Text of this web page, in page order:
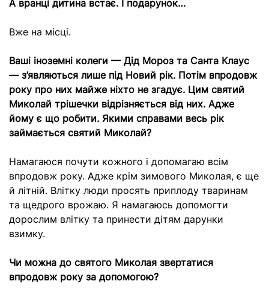
А вранці дитина встає. І подарунок…
Вже на місці.
Ваші іноземні колеги — Дід Мороз та Санта Клаус
— з’являються лише під Новий рік. Потім впродовж
року про них майже ніхто не згадує. Цим святий
Миколай трішечки відрізняється від них. Адже
йому є що робити. Якими справами весь рік
займається святий Миколай?
Намагаюся почути кожного і допомагаю всім
впродовж року. Адже крім зимового Миколая, є ще
й літній. Влітку люди просять приплоду тваринам
та щедрого врожаю. Я намагаюсь допомогти
дорослим влітку та принести дітям дарунки
взимку.
Чи можна до святого Миколая звертатися
впродовж року за допомогою?